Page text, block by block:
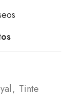
, Tinte